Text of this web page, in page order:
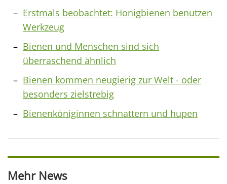
Erstmals beobachtet: Honigbienen benutzen
Werkzeug
Bienen und Menschen sind sich
überraschend ähnlich
Bienen kommen neugierig zur Welt - oder
besonders zielstrebig
Bienenköniginnen schnattern und hupen
Mehr News